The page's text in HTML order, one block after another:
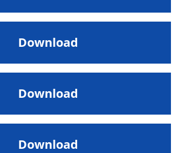
Download
Download
Download